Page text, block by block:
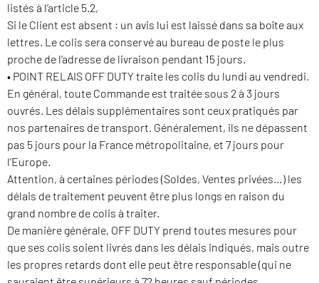
listés à l’article 5.2,
Si le Client est absent : un avis lui est laissé dans sa boîte aux
lettres. Le colis sera conservé au bureau de poste le plus
proche de l’adresse de livraison pendant 15 jours.
• POINT RELAIS OFF DUTY traite les colis du lundi au vendredi.
En général, toute Commande est traitée sous 2 à 3 jours
ouvrés. Les délais supplémentaires sont ceux pratiqués par
nos partenaires de transport. Généralement, ils ne dépassent
pas 5 jours pour la France métropolitaine, et 7 jours pour
l’Europe.
Attention, à certaines périodes (Soldes, Ventes privées…) les
délais de traitement peuvent être plus longs en raison du
grand nombre de colis à traiter.
De manière générale, OFF DUTY prend toutes mesures pour
que ses colis soient livrés dans les délais indiqués, mais outre
les propres retards dont elle peut être responsable (qui ne